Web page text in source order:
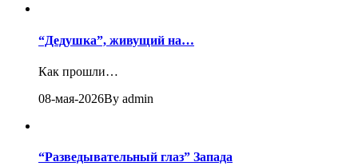
“Дедушка”, живущий на…
Как прошли…
08-мая-2026By admin
“Разведывательный глаз” Запада